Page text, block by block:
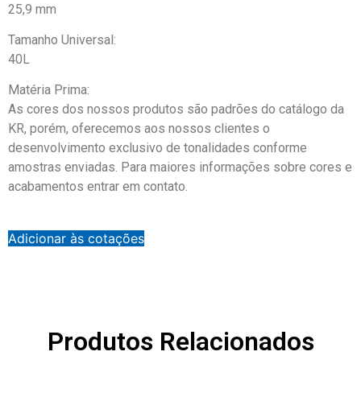
25,9 mm
Tamanho Universal:
40L
Matéria Prima:
As cores dos nossos produtos são padrões do catálogo da
KR, porém, oferecemos aos nossos clientes o
desenvolvimento exclusivo de tonalidades conforme
amostras enviadas. Para maiores informações sobre cores e
acabamentos entrar em contato.
Adicionar às cotações
Produtos Relacionados